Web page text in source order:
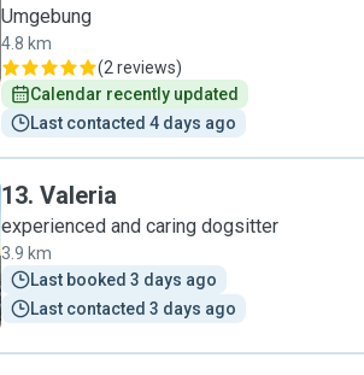
Umgebung
4.8 km
(2 reviews)
Calendar recently updated
Last contacted 4 days ago
13. Valeria
experienced and caring dogsitter
3.9 km
Last booked 3 days ago
Last contacted 3 days ago